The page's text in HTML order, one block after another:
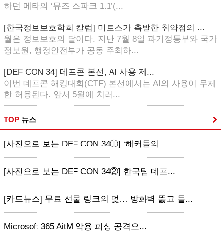
하던 메타의 ‘뮤즈 스파크 1.1’(...
[한국정보보호학회 칼럼] 미토스가 촉발한 취약점의 ...
월은 정보보호의 달이다. 지난 7월 8일 과기정통부와 국가
정보원, 행정안전부가 공동 주최하...
[DEF CON 34] 데프콘 본선, AI 사용 제...
이번 데프콘 해킹대회(CTF) 본선에서는 AI의 사용이 무제
한 허용된다. 앞서 5월에 치러...
TOP 뉴스
[사진으로 보는 DEF CON 34ⓛ] ‘해커들의...
[사진으로 보는 DEF CON 34②] 한국팀 데프...
[카드뉴스] 무료 선물 링크의 덫… 방화벽 뚫고 들...
Microsoft 365 AitM 악용 피싱 공격으...